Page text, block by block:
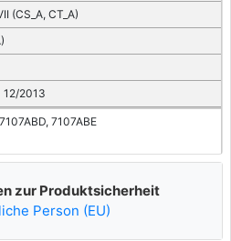
(CS_A, CT_A)
2013
7107ABE
I (CU_W)
zur Produktsicherheit
Person (EU)